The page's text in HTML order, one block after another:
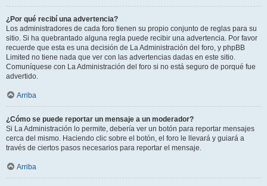
¿Por qué recibí una advertencia?
Los administradores de cada foro tienen su propio conjunto de reglas para su
sitio. Si ha quebrantado alguna regla puede recibir una advertencia. Por favor
recuerde que esta es una decisión de La Administración del foro, y phpBB
Limited no tiene nada que ver con las advertencias dadas en este sitio.
Comuníquese con La Administración del foro si no está seguro de porqué fue
advertido.
Arriba
¿Cómo se puede reportar un mensaje a un moderador?
Si La Administración lo permite, debería ver un botón para reportar mensajes
cerca del mismo. Haciendo clic sobre el botón, el foro le llevará y guiará a
través de ciertos pasos necesarios para reportar el mensaje.
Arriba